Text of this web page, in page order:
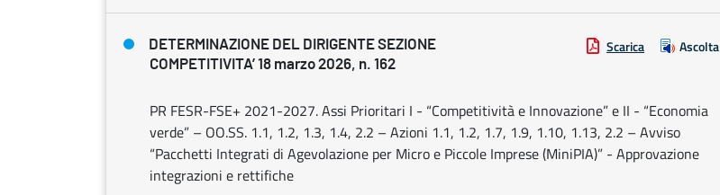
DETERMINAZIONE DEL DIRIGENTE SEZIONE
COMPETITIVITA’ 18 marzo 2026, n. 162
Scarica Ascolta
PR FESR-FSE+ 2021-2027. Assi Prioritari I - “Competitività e Innovazione” e II - “Economia
verde” – OO.SS. 1.1, 1.2, 1.3, 1.4, 2.2 – Azioni 1.1, 1.2, 1.7, 1.9, 1.10, 1.13, 2.2 – Avviso
“Pacchetti Integrati di Agevolazione per Micro e Piccole Imprese (MiniPIA)” - Approvazione
integrazioni e rettifiche